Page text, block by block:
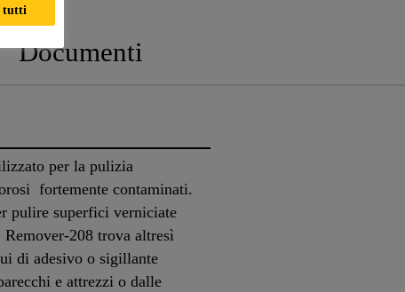
Documenti
per la pulizia
fortemente contaminati.
pulire superfici verniciate
208 trova altresì
di adesivo o sigillante
e attrezzi o dalle
tutti